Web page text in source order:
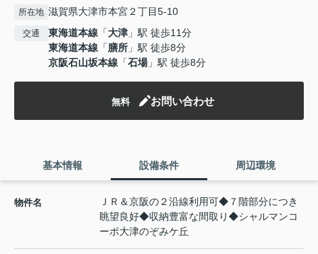
所在地 滋賀県大津市本宮２丁目5-10
交通 東海道本線 「大津 」駅 徒歩11分
東海道本線 「膳所 」駅 徒歩8分
京阪石山坂本線 「石場」駅 徒歩8分
無料 お問い合わせ
基本情報 設備条件 周辺環境
物件名
ＪＲ＆京阪の２沿線利用可◆７階部分につき
眺望良好◆収納豊富な間取り◆シャルマンコ
ーポ大津のぞみケ丘